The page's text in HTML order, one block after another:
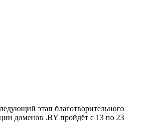
этап благотворительного
доменов .BY пройдёт с 13 по 23